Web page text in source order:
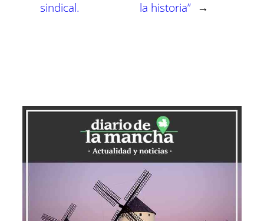
sindical. la historia” →